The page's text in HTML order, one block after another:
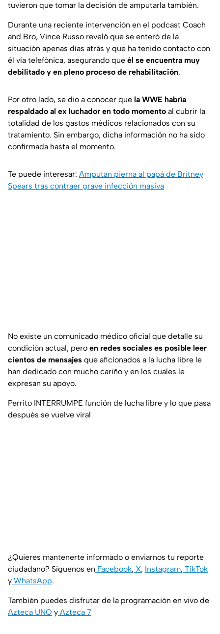
tuvieron que tomar la decisión de amputarla también.
Durante una reciente intervención en el podcast Coach
and Bro, Vince Russo reveló que se enteró de la
situación apenas días atrás y que ha tenido contacto con
él vía telefónica, asegurando que él se encuentra muy
debilitado y en pleno proceso de rehabilitación.
Por otro lado, se dio a conocer que la WWE habría
respaldado al ex luchador en todo momento al cubrir la
totalidad de los gastos médicos relacionados con su
tratamiento. Sin embargo, dicha información no ha sido
confirmada hasta el momento.
Te puede interesar: Amputan pierna al papá de Britney
Spears tras contraer grave infección masiva
No existe un comunicado médico oficial que detalle su
condición actual, pero en redes sociales es posible leer
cientos de mensajes que aficionados a la lucha libre le
han dedicado con mucho cariño y en los cuales le
expresan su apoyo.
Perrito INTERRUMPE función de lucha libre y lo que pasa
después se vuelve viral
¿Quieres mantenerte informado o enviarnos tu reporte
ciudadano? Síguenos en Facebook, X, Instagram, TikTok
y WhatsApp.
También puedes disfrutar de la programación en vivo de
Azteca UNO y Azteca 7